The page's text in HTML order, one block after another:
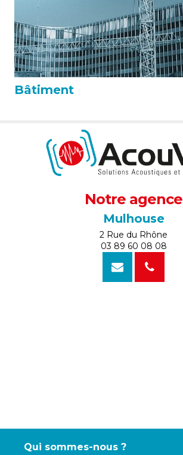
Bâtiment
Notre agence
Mulhouse
2 Rue du Rhône
03 89 60 08 08
Qui sommes-nous ?